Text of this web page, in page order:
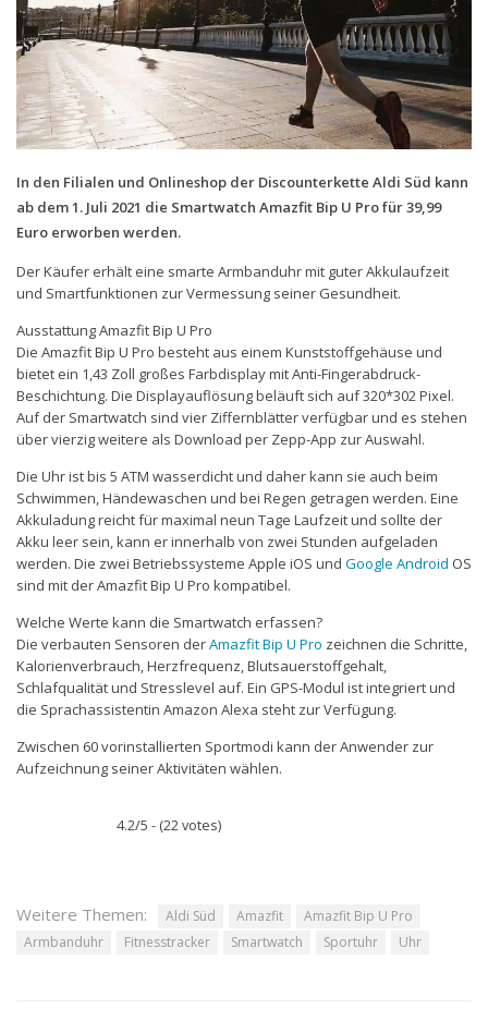
Smartphonetarife
Prepaid-Tarife
Datentarife
Flatrate-Prepaidtarife
Mobilfunk-Vergleichsrechner
Mobilfunk-Tarifrechner
In den Filialen und Onlineshop der Discounterkette Aldi Süd kann
ab dem 1. Juli 2021 die Smartwatch Amazfit Bip U Pro für 39,99
Euro erworben werden.
Der Käufer erhält eine smarte Armbanduhr mit guter Akkulaufzeit
und Smartfunktionen zur Vermessung seiner Gesundheit.
Ausstattung Amazfit Bip U Pro
Die Amazfit Bip U Pro besteht aus einem Kunststoffgehäuse und
bietet ein 1,43 Zoll großes Farbdisplay mit Anti-Fingerabdruck-
Beschichtung. Die Displayauflösung beläuft sich auf 320*302 Pixel.
Auf der Smartwatch sind vier Ziffernblätter verfügbar und es stehen
über vierzig weitere als Download per Zepp-App zur Auswahl.
Die Uhr ist bis 5 ATM wasserdicht und daher kann sie auch beim
Schwimmen, Händewaschen und bei Regen getragen werden. Eine
Akkuladung reicht für maximal neun Tage Laufzeit und sollte der
Akku leer sein, kann er innerhalb von zwei Stunden aufgeladen
werden. Die zwei Betriebssysteme Apple iOS und Google Android OS
sind mit der Amazfit Bip U Pro kompatibel.
Welche Werte kann die Smartwatch erfassen?
Die verbauten Sensoren derAmazfit Bip U Pro zeichnen die Schritte,
Kalorienverbrauch, Herzfrequenz, Blutsauerstoffgehalt,
Schlafqualität und Stresslevel auf. Ein GPS-Modul ist integriert und
die Sprachassistentin Amazon Alexa steht zur Verfügung.
Zwischen 60 vorinstallierten Sportmodi kann der Anwender zur
Aufzeichnung seiner Aktivitäten wählen.
4.2/5 - (22 votes)
Weitere Themen: Aldi Süd Amazfit
Amazfit Bip U Pro
Armbanduhr
Fitnesstracker Smartwatch Sportuhr Uhr